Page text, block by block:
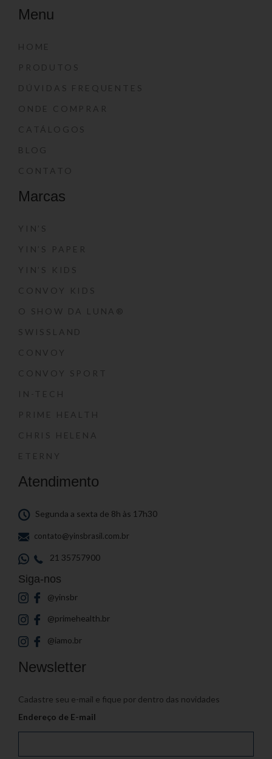
Menu
HOME
PRODUTOS
DÚVIDAS FREQUENTES
ONDE COMPRAR
CATÁLOGOS
BLOG
CONTATO
Marcas
YIN’S
YIN’S PAPER
YIN’S KIDS
CONVOY KIDS
O SHOW DA LUNA®
SWISSLAND
CONVOY
CONVOY SPORT
IN-TECH
PRIME HEALTH
CHRIS HELENA
ETERNY
Atendimento
Segunda a sexta de 8h às 17h30
contato@yinsbrasil.com.br
21 35757900
Siga-nos
@yinsbr
@primehealth.br
@iamo.br
Newsletter
Cadastre seu e-mail e fique por dentro das novidades
Endereço de E-mail